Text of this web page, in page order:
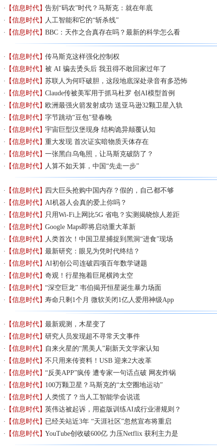
【信息时代】告别“码农”时代？马斯克：就在年底
【信息时代】 人工智能和它的“斩杀线”
【信息时代】BBC：天作之合真存在吗？最新的科学怎么看
【信息时代】传马斯克这样强化控制权
【信息时代】被 AI 骗去烫头后 我丑得不敢回家过年了
【信息时代】苏联人为何吓破胆，这段地底深处录音有多恐怖
【信息时代】Claude传被美军用于抓马杜罗 创AI模型首例
【信息时代】欧洲最强火箭发射成功 送亚马逊32颗卫星入轨
【信息时代】字节跳动“豆包”登春晚
【信息时代】宇宙巨型汉堡现身 结构诡异颠覆认知
【信息时代】​重大发现 首次证实暗物质天体存在
【信息时代】一张黑白乌龟照，让马斯克破防了？
【信息时代】 人算不如天算，中国“先走一步”
【信息时代】 四大巨头抢购中国内存？假的，自己都不够
【信息时代】AI机器人会真的爱上你吗？
【信息时代】只用Wi-Fi上网比5G 省电？实测揭晓惊人差距
【信息时代】Google Maps即将启动重大革新
【信息时代】 人类首次！中国卫星捕捉到黑洞“进食”现场
【信息时代】最新研究：眼见为凭时代终结？
【信息时代】AI初创公司连破四项百年数学谜题
【信息时代】奇观！行星拖着巨尾横跨太空
【信息时代】“深空巨龙” 韦伯揭开恒星诞生暴力场面
【信息时代】寿命只剩1个月 微软关闭1亿人爱用神级App
【信息时代】最新观测，木星变了
【信息时代】研究人员发现超不寻常天文事件
【信息时代】 自来火星的“黑美人”刷新天文学家认知
【信息时代】不只用来传资料！USB 迎来2大改革
【信息时代】“反美APP”疯传 遭专家一句话点破 网友炸锅
【信息时代】100万颗卫星？马斯克的“太空圈地运动”
【信息时代】 人类慌了？当人工智能学会说谎
【信息时代】英伟达被起诉，用盗版训练AI成行业潜规则？
【信息时代】已经关站近3年 “天涯社区”忽然宣布将重启
【信息时代】YouTube创收破600亿 力压Netflix 获利主力是